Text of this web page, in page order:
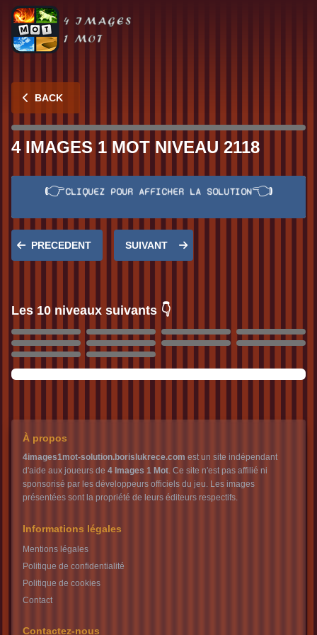
BACK
4 IMAGES 1 MOT NIVEAU 2118
Réponse:BAIGNOIRE
👉CLIQUEZ POUR AFFICHER LA SOLUTION👈
PRECEDENT SUIVANT
Les 10 niveaux suivants 👇
2123
2124 2125
2126
2127
2128
À propos
4images1mot-solution.borislukrece.com est un site indépendant
d'aide aux joueurs de 4 Images 1 Mot. Ce site n'est pas affilié ni
sponsorisé par les développeurs officiels du jeu. Les images
présentées sont la propriété de leurs éditeurs respectifs.
Informations légales
Mentions légales
Politique de confidentialité
Politique de cookies
Contact
Contactez-nous